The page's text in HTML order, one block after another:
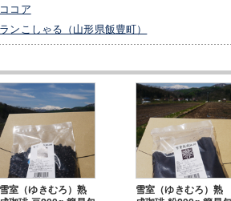
コア
ンこしゃる（山形県飯豊町）
雪室（ゆきむろ）熟
雪室（ゆきむろ）熟